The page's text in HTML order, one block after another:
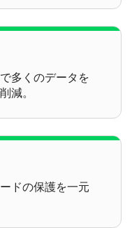
多くのデータを
減。
ドの保護を一元